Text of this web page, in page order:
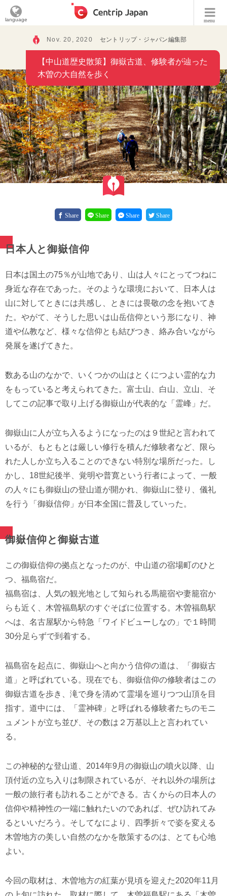
menu
language
Nov. 20, 2020 セントリップ・ジャパン編集部
【中山道歴史散策】御嶽古道、修験者が辿った
木曽の大自然を歩く
Share Share Share Share
日本人と御嶽信仰
日本は国土の75％が山地であり、山は人々にとってつねに
身近な存在であった。そのような環境において、日本人は
山に対してときには共感し、ときには畏敬の念を抱いてき
た。やがて、そうした思いは山岳信仰という形になり、神
道や仏教など、様々な信仰とも結びつき、絡み合いながら
発展を遂げてきた。
数ある山のなかで、いくつかの山はとくにつよい霊的な力
をもっていると考えられてきた。富士山、白山、立山、そ
してこの記事で取り上げる御嶽山が代表的な「霊峰」だ。
御嶽山に人が立ち入るようになったのは９世紀と言われて
いるが、もともとは厳しい修行を積んだ修験者など、限ら
れた人しか立ち入ることのできない特別な場所だった。し
かし、18世紀後半、覚明や普寛という行者によって、一般
の人々にも御嶽山の登山道が開かれ、御嶽山に登り、儀礼
を行う「御嶽信仰」が日本全国に普及していった。
御嶽信仰と御嶽古道
この御嶽信仰の拠点となったのが、中山道の宿場町のひと
つ、福島宿だ。
福島宿は、人気の観光地として知られる馬籠宿や妻籠宿か
らも近く、木曽福島駅のすぐそばに位置する。木曽福島駅
へは、名古屋駅から特急「ワイドビューしなの」で１時間
30分足らずで到着する。
福島宿を起点に、御嶽山へと向かう信仰の道は、「御嶽古
道」と呼ばれている。現在でも、御嶽信仰の修験者はこの
御嶽古道を歩き、滝で身を清めて霊場を巡りつつ山頂を目
指す。道中には、「霊神碑」と呼ばれる修験者たちのモニ
ュメントが立ち並び、その数は２万基以上と言われてい
る。
この神秘的な登山道、2014年9月の御嶽山の噴火以降、山
頂付近の立ち入りは制限されているが、それ以外の場所は
一般の旅行者も訪れることができる。古くからの日本人の
信仰や精神性の一端に触れたいのであれば、ぜひ訪れてみ
るといいだろう。そしてなにより、四季折々で姿を変える
木曽地方の美しい自然のなかを散策するのは、とても心地
よい。
今回の取材は、木曽地方の紅葉が見頃を迎えた2020年11月